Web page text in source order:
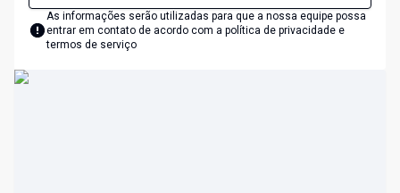
As informações serão utilizadas para que a nossa equipe possa
entrar em contato de acordo com a política de privacidade e
termos de serviço